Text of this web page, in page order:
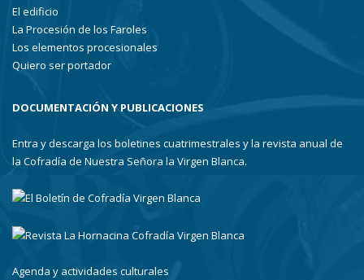
El edificio
La Procesión de los Faroles
Los elementos procesionales
Quiero ser portador
DOCUMENTACIÓN Y PUBLICACIONES
Entra y descarga los boletines cuatrimestrales y la revista anual de
la Cofradía de Nuestra Señora la Virgen Blanca.
Agenda y actividades culturales